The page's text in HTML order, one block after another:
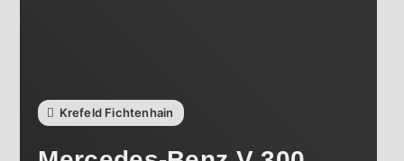
Krefeld Fichtenhain